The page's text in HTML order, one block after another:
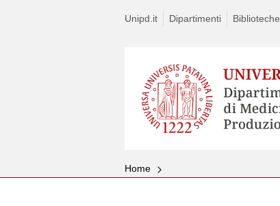
Unipd.it Dipartimenti Biblioteche
Home